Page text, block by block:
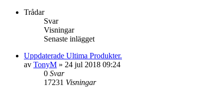
Trådar
Svar
Visningar
Senaste inlägget
Uppdaterade Ultima Produkter.
av TonyM » 24 jul 2018 09:24
0 Svar
17231 Visningar